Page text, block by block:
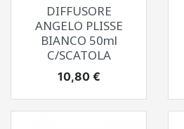
DIFFUSORE
ANGELO PLISSE
BIANCO 50ml
C/SCATOLA
Prezzo
10,80 €